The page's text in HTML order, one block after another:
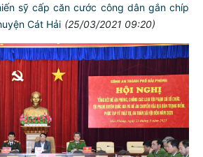
sỹ cấp căn cước công dân gắn chíp
Cát Hải (25/03/2021 09:20)